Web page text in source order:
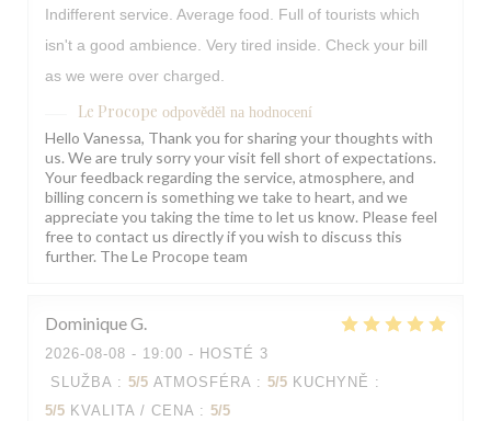
Indifferent service. Average food. Full of tourists which
isn't a good ambience. Very tired inside. Check your bill
as we were over charged.
Le Procope odpověděl na hodnocení
Hello Vanessa, Thank you for sharing your thoughts with
us. We are truly sorry your visit fell short of expectations.
Your feedback regarding the service, atmosphere, and
billing concern is something we take to heart, and we
appreciate you taking the time to let us know. Please feel
free to contact us directly if you wish to discuss this
further. The Le Procope team
DominiqueG
2026-08-08 - 19:00 - HOSTÉ 3
SLUŽBA : 5/5 ATMOSFÉRA : 5/5 KUCHYNĚ :
5/5 KVALITA / CENA : 5/5